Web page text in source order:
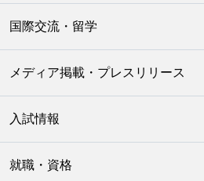
国際交流・留学
メディア掲載・プレスリリース
入試情報
就職・資格